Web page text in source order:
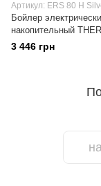
Артикул: ERS 80 H
Бойлер
накопительный
80 H Silverheat
3 446 грн